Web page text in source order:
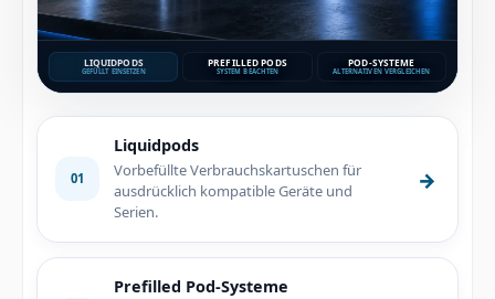
LIQUIDPODS
GEFÜLLT EINSETZEN
PREFILLED PODS
SYSTEM BEACHTEN
POD-SYSTEME
ALTERNATIVEN VERGLEICHEN
01
Liquidpods
Vorbefüllte Verbrauchskartuschen für
ausdrücklich kompatible Geräte und
Serien.
→
Prefilled Pod-Systeme